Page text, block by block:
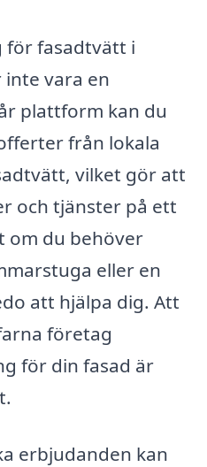
fasadtvätt i
vara en
plattform kan du
från lokala
vilket gör att
och tjänster på ett
om du behöver
eller en
att hjälpa dig. Att
företag
för din fasad är
erbjudanden kan